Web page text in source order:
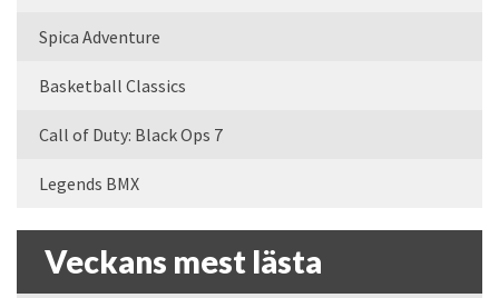
Spica Adventure
Basketball Classics
Call of Duty: Black Ops 7
Legends BMX
Veckans mest lästa